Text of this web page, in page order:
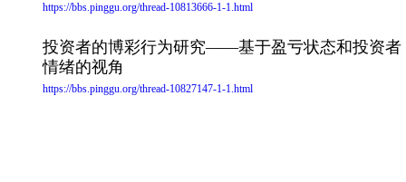
https://bbs.pinggu.org/thread-10813666-1-1.html
投资者的博彩行为研究——基于盈亏状态和投资者
情绪的视角
https://bbs.pinggu.org/thread-10827147-1-1.html